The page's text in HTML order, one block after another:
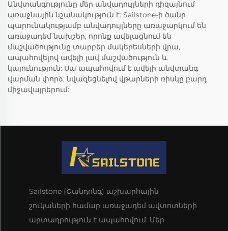
Անվտանգությունը մեր անվադույլների դիզայնում
առաջնային նշանակություն է: Sailstone-ի ծանր
պարունակությամբ անվադույլները առաջարկում են
առաջադեմ նախշեր, որոնք ավելացնում են
մաշվածությունը տարբեր մակերեսների վրա,
ապահովելով ավելի լավ մաշվածություն և
կայունություն: Սա ապահովում է ավելի անվտանգ
վարման փորձ, նվազեցնելով վթարների ռիսկը բարդ
միջավայրերում:
Sailstone (Շանդոնգ) աշխարհային
շուկաների համար առաջադեմ ավտոտների
արտադրություն է ապահովում: Մեր